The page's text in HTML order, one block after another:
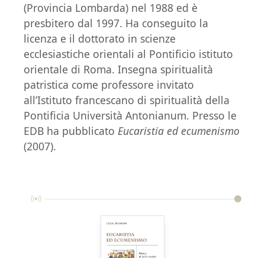
(Provincia Lombarda) nel 1988 ed è
presbitero dal 1997. Ha conseguito la
licenza e il dottorato in scienze
ecclesiastiche orientali al Pontificio istituto
orientale di Roma. Insegna spiritualità
patristica come professore invitato
all’Istituto francescano di spiritualità della
Pontificia Università Antonianum. Presso le
EDB ha pubblicato Eucaristia ed ecumenismo
(2007).